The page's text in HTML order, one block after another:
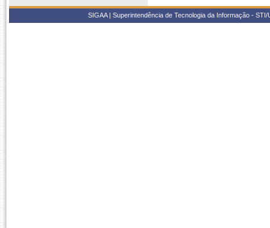
SIGAA | Superintendência de Tecnologia da Informação -